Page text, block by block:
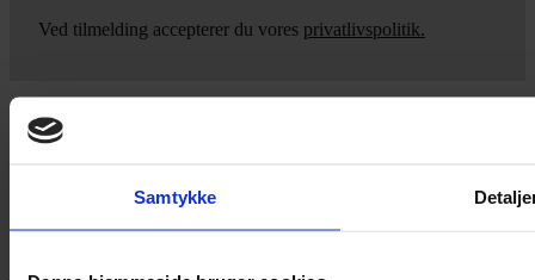
Samtykke
Ved tilmelding accepterer du vores privatlivspolitik.
Yarn Every Wear
Hvis du bøvler med noget eller ønsker ny inspiration, så skriv til
jeg dig på vej.